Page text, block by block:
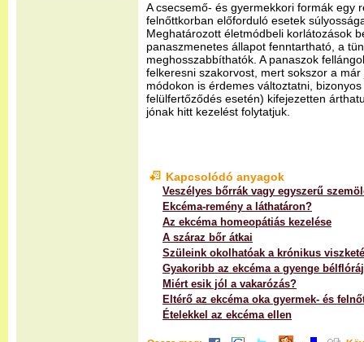
A csecsemő- és gyermekkori formák egy
felnőttkorban előforduló esetek
Meghatározott életmódbeli korlátozások
panaszmenetes állapot fenntartható, a
meghosszabbíthatók. A panaszok
felkeresni szakorvost, mert sokszor a
módokon is érdemes változtatni,
felülfertőződés esetén) kifejezetten
jónak hitt kezelést folytatjuk.
Kapcsolódó anyagok
Veszélyes bőrrák vagy egyszerű
Ekcéma-remény a láthatáron?
Az ekcéma homeopátiás kezelése
A száraz bőr átkai
Szüleink okolhatóak a krónikus
Gyakoribb az ekcéma a gyenge
Miért esik jól a vakarózás?
Eltérő az ekcéma oka gyermek- és
Ételekkel az ekcéma ellen